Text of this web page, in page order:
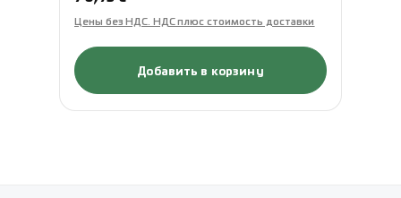
Цены без НДС. НДС плюс стоимость доставки
Добавить в корзину